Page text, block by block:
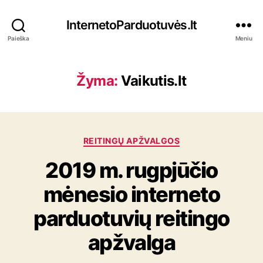
Paieška
InternetoParduotuvės.lt
Meniu
Žyma: Vaikutis.lt
K
t
e
g
o
r
i
j
REITINGŲ APŽVALGOS
2019 m. rugpjūčio
mėnesio interneto
parduotuvių reitingo
apžvalga